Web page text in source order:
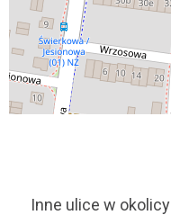
Inne ulice w okolicy